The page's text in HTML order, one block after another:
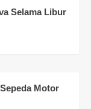
Selama Libur
Motor